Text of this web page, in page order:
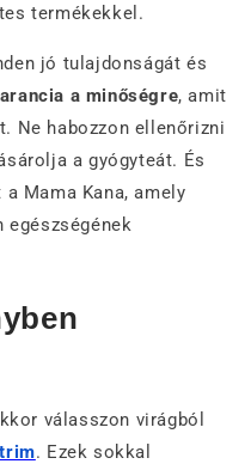
termékekkel.
jó tulajdonságát és
a minőségre, amit
Ne habozzon ellenőrizni
a gyógyteát. És
Mama Kana, amely
egészségének
válasszon virágból
. Ezek sokkal